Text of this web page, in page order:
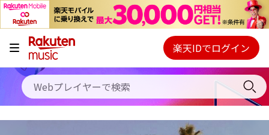
キャンペーン
料金プラン
使い方
Webプレイヤー
ご契約内容の確認・変更
楽天IDでログイン